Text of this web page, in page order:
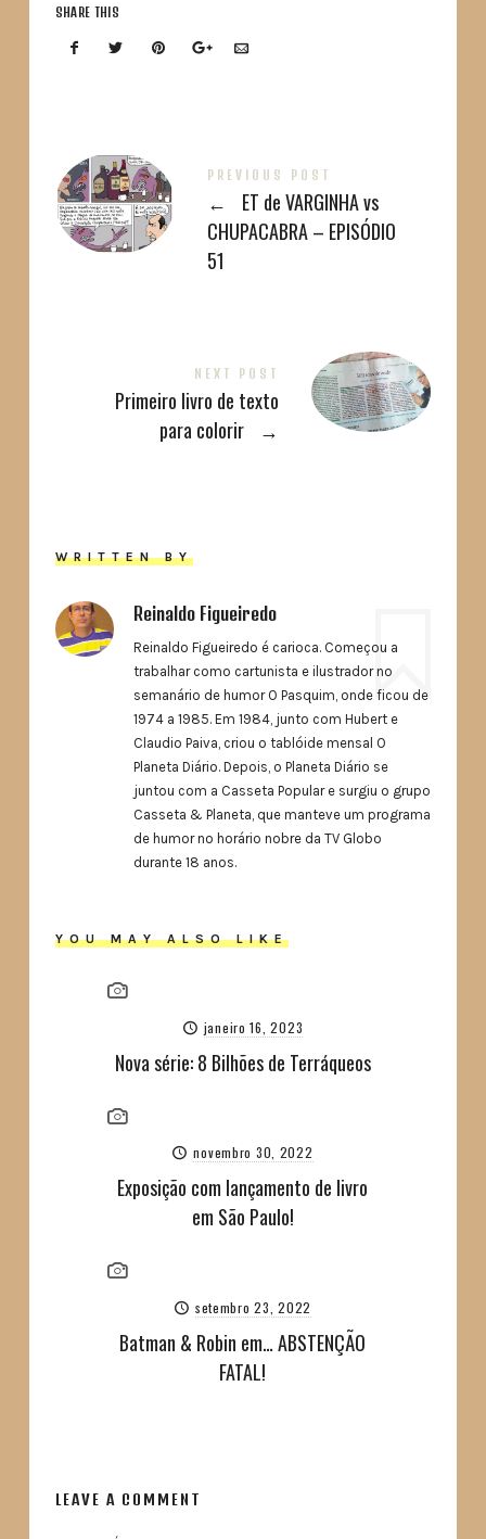
SHARE THIS
PREVIOUS POST
←
ET de VARGINHA vs
CHUPACABRA – EPISÓDIO
51
NEXT POST
Primeiro livro de texto
para colorir
→
WRITTEN BY
Reinaldo Figueiredo
Reinaldo Figueiredo é carioca. Começou a
trabalhar como cartunista e ilustrador no
semanário de humor O Pasquim, onde ficou de
1974 a 1985. Em 1984, junto com Hubert e
Claudio Paiva, criou o tablóide mensal O
Planeta Diário. Depois, o Planeta Diário se
juntou com a Casseta Popular e surgiu o grupo
Casseta & Planeta, que manteve um programa
de humor no horário nobre da TV Globo
durante 18 anos.
YOU MAY ALSO LIKE
janeiro 16, 2023
Nova série: 8 Bilhões de Terráqueos
novembro 30, 2022
Exposição com lançamento de livro
em São Paulo!
setembro 23, 2022
Batman & Robin em… ABSTENÇÃO
FATAL!
LEAVE A COMMENT